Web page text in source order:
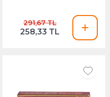
291,67 TL
258,33 TL